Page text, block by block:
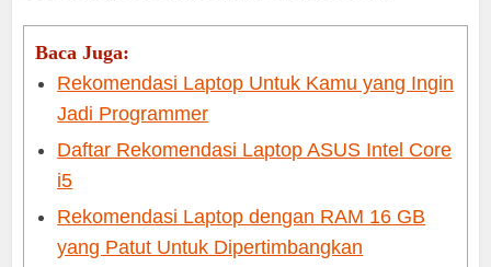
Baca Juga:
Rekomendasi Laptop Untuk Kamu yang Ingin
Jadi Programmer
Daftar Rekomendasi Laptop ASUS Intel Core
i5
Rekomendasi Laptop dengan RAM 16 GB
yang Patut Untuk Dipertimbangkan